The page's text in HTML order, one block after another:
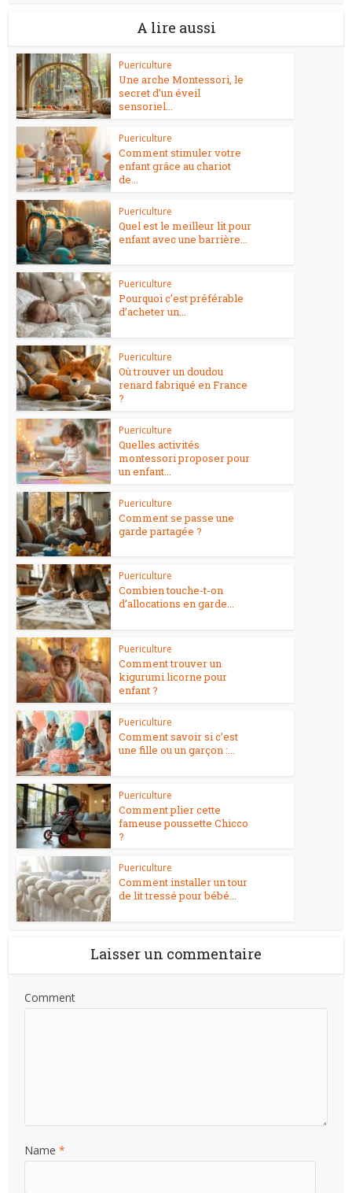
A lire aussi
Puericulture
Une arche Montessori, le
secret d’un éveil
sensoriel...
Puericulture
Comment stimuler votre
enfant grâce au chariot
de...
Puericulture
Quel est le meilleur lit pour
enfant avec une barrière...
Puericulture
Pourquoi c’est préférable
d’acheter un...
Puericulture
Où trouver un doudou
renard fabriqué en France
?
Puericulture
Quelles activités
montessori proposer pour
un enfant...
Puericulture
Comment se passe une
garde partagée ?
Puericulture
Combien touche-t-on
d’allocations en garde...
Puericulture
Comment trouver un
kigurumi licorne pour
enfant ?
Puericulture
Comment savoir si c’est
une fille ou un garçon :...
Puericulture
Comment plier cette
fameuse poussette Chicco
?
Puericulture
Comment installer un tour
de lit tressé pour bébé...
Laisser un commentaire
Comment
Name *